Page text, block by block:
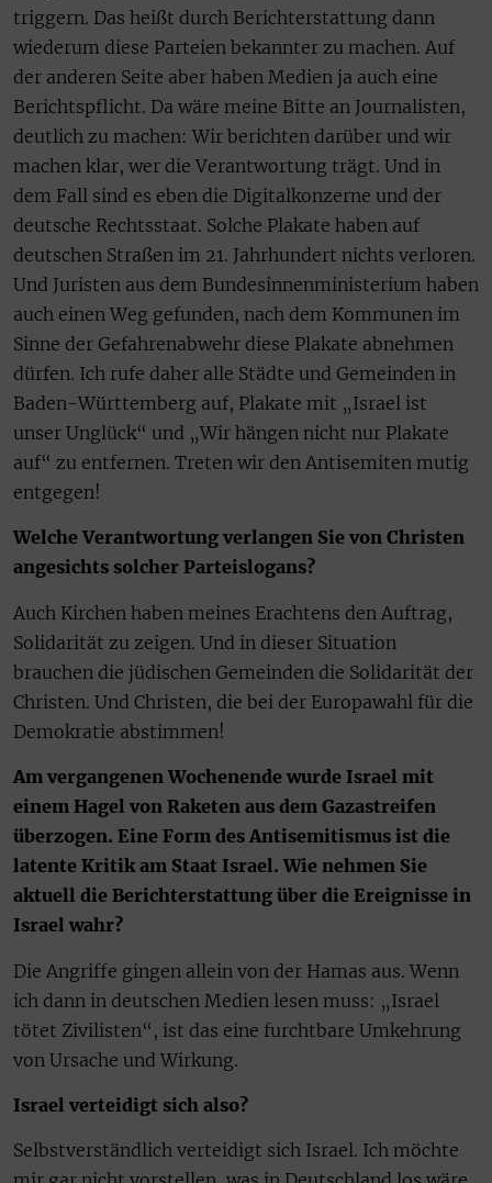
triggern. Das heißt durch Berichterstattung dann
wiederum diese Parteien bekannter zu machen. Auf
der anderen Seite aber haben Medien ja auch eine
Berichtspflicht. Da wäre meine Bitte an Journalisten,
deutlich zu machen: Wir berichten darüber und wir
machen klar, wer die Verantwortung trägt. Und in
dem Fall sind es eben die Digitalkonzerne und der
deutsche Rechtsstaat. Solche Plakate haben auf
deutschen Straßen im 21. Jahrhundert nichts verloren.
Und Juristen aus dem Bundesinnenministerium haben
auch einen Weg gefunden, nach dem Kommunen im
Sinne der Gefahrenabwehr diese Plakate abnehmen
dürfen. Ich rufe daher alle Städte und Gemeinden in
Baden-Württemberg auf, Plakate mit „Israel ist
unser Unglück“ und „Wir hängen nicht nur Plakate
auf“ zu entfernen. Treten wir den Antisemiten mutig
entgegen!
Welche Verantwortung verlangen Sie von Christen
angesichts solcher Parteislogans?
Auch Kirchen haben meines Erachtens den Auftrag,
Solidarität zu zeigen. Und in dieser Situation
brauchen die jüdischen Gemeinden die Solidarität der
Christen. Und Christen, die bei der Europawahl für die
Demokratie abstimmen!
Am vergangenen Wochenende wurde Israel mit
einem Hagel von Raketen aus dem Gazastreifen
überzogen. Eine Form des Antisemitismus ist die
latente Kritik am Staat Israel. Wie nehmen Sie
aktuell die Berichterstattung über die Ereignisse in
Israel wahr?
Die Angriffe gingen allein von der Hamas aus. Wenn
ich dann in deutschen Medien lesen muss: „Israel
tötet Zivilisten“, ist das eine furchtbare Umkehrung
von Ursache und Wirkung.
Israel verteidigt sich also?
Selbstverständlich verteidigt sich Israel. Ich möchte